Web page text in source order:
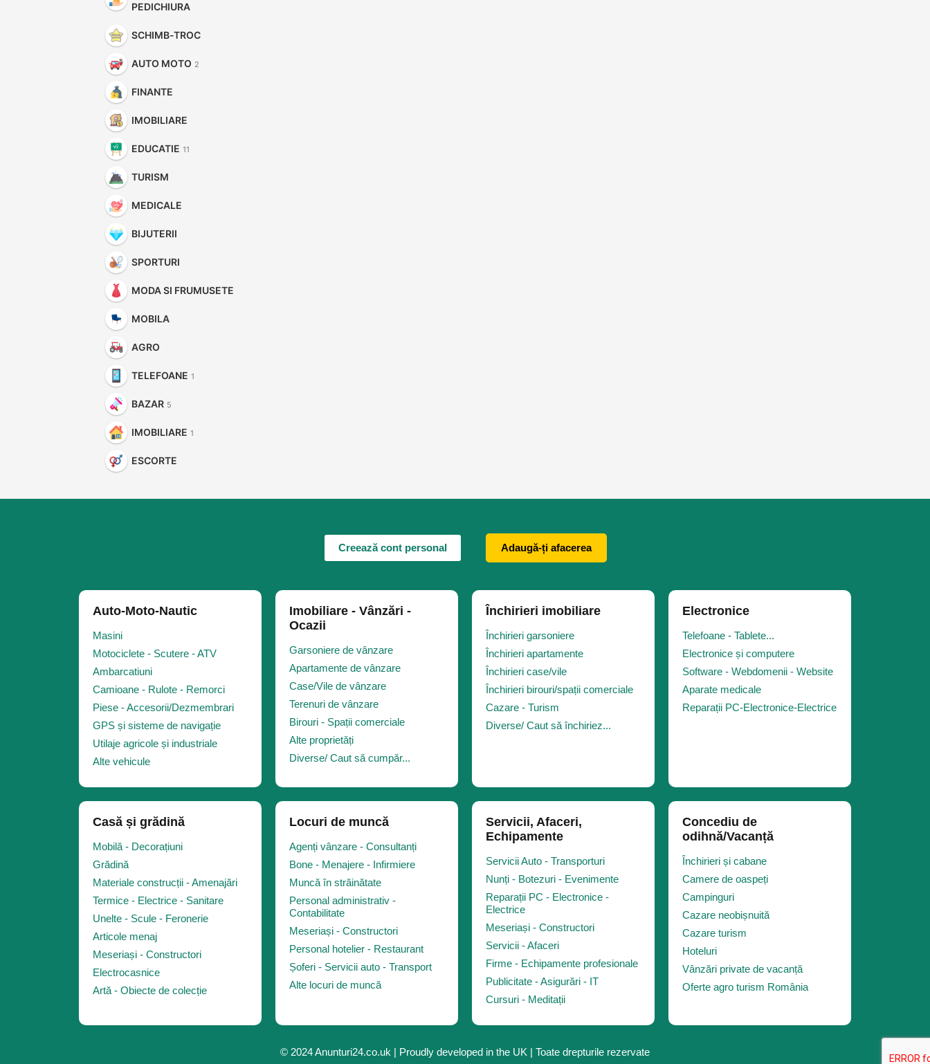
PEDICHIURA
SCHIMB-TROC
AUTO MOTO 2
FINANTE
IMOBILIARE
EDUCATIE 11
TURISM
MEDICALE
BIJUTERII
SPORTURI
MODA SI FRUMUSETE
MOBILA
AGRO
TELEFOANE 1
BAZAR 5
IMOBILIARE 1
ESCORTE
Creează cont personal Adaugă-ți afacerea
Auto-Moto-Nautic
Masini
Motociclete - Scutere - ATV
Ambarcatiuni
Camioane - Rulote - Remorci
Piese - Accesorii/Dezmembrari
GPS și sisteme de navigație
Utilaje agricole și industriale
Alte vehicule
Imobiliare - Vânzări -
Ocazii
Garsoniere de vânzare
Apartamente de vânzare
Case/Vile de vânzare
Terenuri de vânzare
Birouri - Spații comerciale
Alte proprietăți
Diverse/ Caut să cumpăr...
Închirieri imobiliare
Închirieri garsoniere
Închirieri apartamente
Închirieri case/vile
Închirieri birouri/spații comerciale
Cazare - Turism
Diverse/ Caut să închiriez...
Electronice
Telefoane - Tablete...
Electronice și computere
Software - Webdomenii - Website
Aparate medicale
Reparații PC-Electronice-Electrice
Casă și grădină
Mobilă - Decorațiuni
Grădină
Materiale construcții - Amenajări
Termice - Electrice - Sanitare
Unelte - Scule - Feronerie
Articole menaj
Meseriași - Constructori
Electrocasnice
Artă - Obiecte de colecție
Locuri de muncă
Agenți vânzare - Consultanți
Bone - Menajere - Infirmiere
Muncă în străinătate
Personal administrativ -
Contabilitate
Meseriași - Constructori
Personal hotelier - Restaurant
Șoferi - Servicii auto - Transport
Alte locuri de muncă
Servicii, Afaceri,
Echipamente
Servicii Auto - Transporturi
Nunți - Botezuri - Evenimente
Reparații PC - Electronice -
Electrice
Meseriași - Constructori
Servicii - Afaceri
Firme - Echipamente profesionale
Publicitate - Asigurări - IT
Cursuri - Meditații
Concediu de
odihnă/Vacanță
Închirieri și cabane
Camere de oaspeți
Campinguri
Cazare neobișnuită
Cazare turism
Hoteluri
Vânzări private de vacanță
Oferte agro turism România
© 2024 Anunturi24.co.uk | Proudly developed in the UK | Toate drepturile rezervate